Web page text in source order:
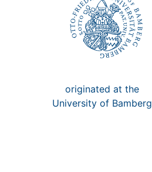
originated at the
University of Bamberg